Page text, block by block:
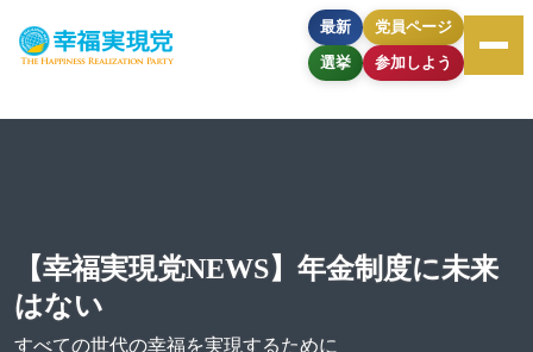
最新
選挙
党員ページ
参加しよう
【幸福実現党NEWS】年金制度に未来
はない
すべての世代の幸福を実現するために